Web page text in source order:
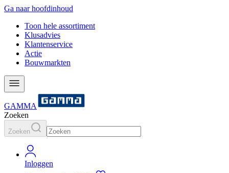
Ga naar hoofdinhoud
Toon hele assortiment
Klusadvies
Klantenservice
Actie
Bouwmarkten
GAMMA
Zoeken
Zoeken
Inloggen